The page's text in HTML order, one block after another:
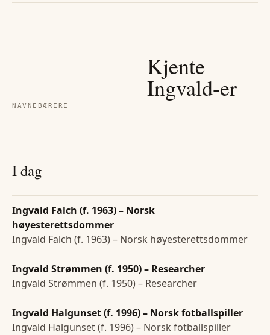
NAVNEBÆRERE
Kjente
Ingvald-er
I dag
Ingvald Falch (f. 1963) – Norsk
høyesterettsdommer
Ingvald Falch (f. 1963) – Norsk høyesterettsdommer
Ingvald Strømmen (f. 1950) – Researcher
Ingvald Strømmen (f. 1950) – Researcher
Ingvald Halgunset (f. 1996) – Norsk fotballspiller
Ingvald Halgunset (f. 1996) – Norsk fotballspiller